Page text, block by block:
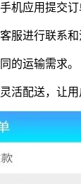
机应用提交订
服进行联系和
的运输需求。
活配送，让用